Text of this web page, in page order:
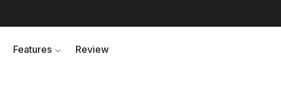
Features Review